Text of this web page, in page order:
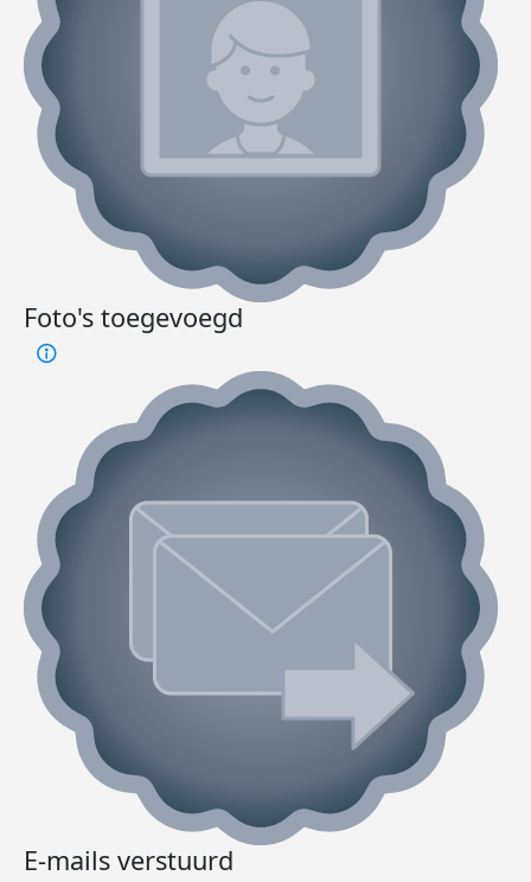
Foto's toegevoegd
E-mails verstuurd